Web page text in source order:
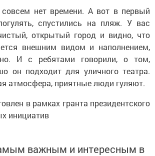
нет времени. А вот в первый
спустились на пляж. У вас
открытый город и видно, что
внешним видом и наполнением,
И с ребятами говорили, о том,
он подходит для уличного театра.
атмосфера, приятные люди гуляют.
в рамках гранта президентского
инициатив
важным и интересным в